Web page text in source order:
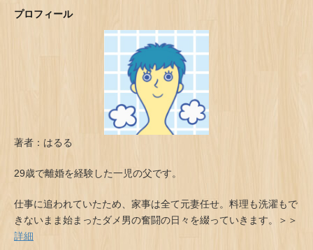
プロフィール
著者：はるる
29歳で離婚を経験した一児の父です。
仕事に追われていたため、家事は全て元妻任せ。料理も洗濯もで
きないまま始まったダメ男の奮闘の日々を綴っていきます。＞＞
詳細